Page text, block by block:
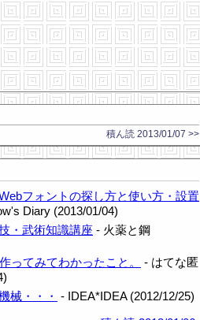
積ん読 2013/01/07 >>
フォントの探し方と使い方・設置
Diary (2013/01/04)
・武術知識講座 - 火薬と鋼
ってみてわかったこと。
- はてな匿
械・・・ - IDEA*IDEA (2012/12/25)